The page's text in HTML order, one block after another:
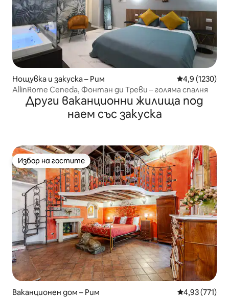
Нощувка и закуска – Рим Средна
4,9 (1230)
AllinRome Ceneda, Фонтан ди Треви – голяма спалня
Други ваканционни жилища под
наем със закуска
Избор на гостите
Избор на гостите
Ваканционен дом – Рим Средна
4,93 (771)